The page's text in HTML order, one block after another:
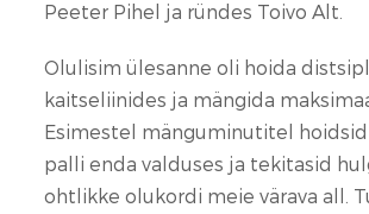
Peeter Pihel ja ründes Toivo Alt.
Olulisim ülesanne oli hoida
kaitseliinides ja mängida
Esimestel mänguminutitel hoidsid
palli enda valduses ja tekitasid
ohtlikke olukordi meie värava all.